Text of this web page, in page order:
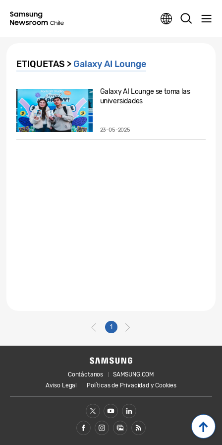
ETIQUETAS > Galaxy AI Lounge
Galaxy AI Lounge se toma las
universidades
23-05-2025
1
Contáctanos
SAMSUNG.COM
Aviso Legal
Políticas de Privacidad y Cookies